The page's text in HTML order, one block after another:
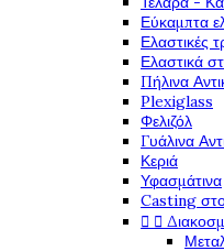
Εύκαμπτα
Ελαστικές
Ελαστικά
Πήλινα
Plexiglass
Φελιζόλ
Γυάλινα
Κεριά
Υφασμάτινα
Casting
 